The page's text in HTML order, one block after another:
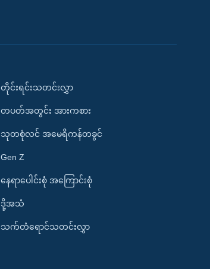
တိုင်းရင်းသတင်းလွှာ
တပတ်အတွင်း အားကစား
သုတစုံလင် အမေရိကန်တခွင်
Gen Z
နေရာပေါင်းစုံ အကြောင်းစုံ
ဒို့အသံ
သက်တံရောင်သတင်းလွှာ